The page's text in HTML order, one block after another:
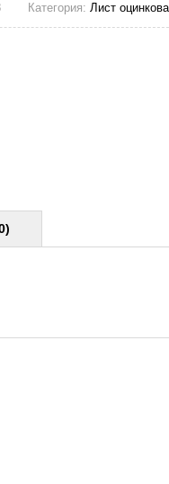
Категория: Лист